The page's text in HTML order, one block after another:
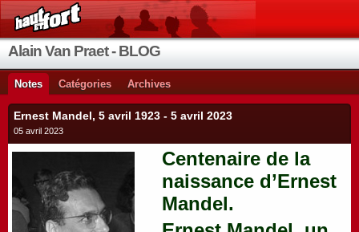
Alain Van Praet - BLOG
Notes Catégories Archives
Ernest Mandel, 5 avril 1923 - 5 avril 2023
05 avril 2023
Centenaire de la
naissance d’Ernest
Mandel.